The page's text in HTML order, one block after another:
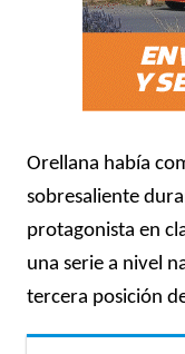
Orellana había
sobresaliente
protagonista en
una serie a nivel
tercera posición